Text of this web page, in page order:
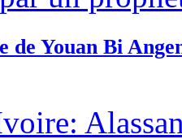
Youan Bi